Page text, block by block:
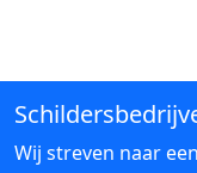
Wij streven naar